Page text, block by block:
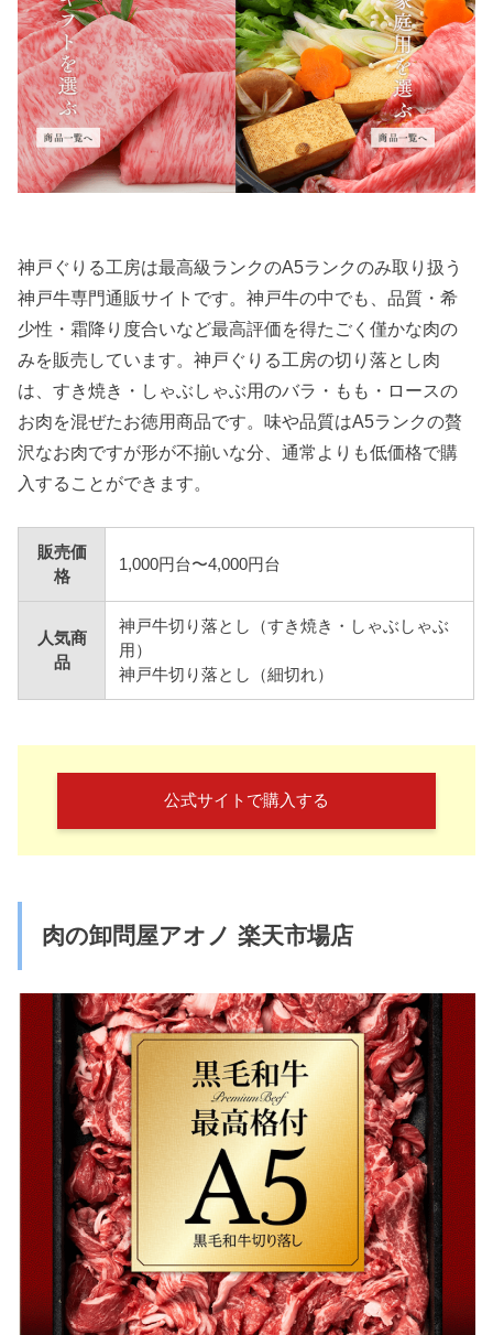
神戸ぐりる工房は最高級ランクのA5ランクのみ取り扱う
神戸牛専門通販サイトです。神戸牛の中でも、品質・希
少性・霜降り度合いなど最高評価を得たごく僅かな肉の
みを販売しています。神戸ぐりる工房の切り落とし肉
は、すき焼き・しゃぶしゃぶ用のバラ・もも・ロースの
お肉を混ぜたお徳用商品です。味や品質はA5ランクの贅
沢なお肉ですが形が不揃いな分、通常よりも低価格で購
入することができます。
販売価
格
1,000円台〜4,000円台
人気商
品
神戸牛切り落とし（すき焼き・しゃぶしゃぶ
用）
神戸牛切り落とし（細切れ）
公式サイトで購入する
肉の卸問屋アオノ 楽天市場店